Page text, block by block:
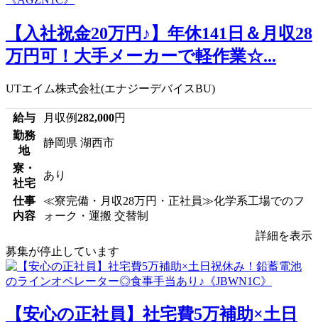
【入社祝金20万円♪】年休141日＆月収28
万円可！大手メーカーで軽作業☆...
UTエイム株式会社(エナジーデバイスBU)
給与 月収例282,000円
勤務
地
静岡県 湖西市
寮・
社宅
あり
仕事
内容
≪寮完備・月収28万円・正社員≫化学系工場でのフ
ォーク・運搬 交替制
詳細を表示
募集が停止しています
【安心の正社員】社宅費5万補助×土日